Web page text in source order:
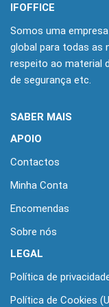
IFOFFICE
Somos uma
global para todas as
respeito ao material
de segurança etc.
SABER MAIS
APOIO
Contactos
Minha Conta
Encomendas
Sobre nós
LEGAL
Política de
Política de Cookies